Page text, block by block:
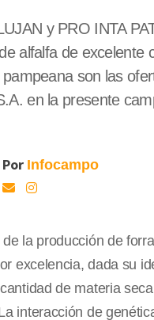
y PRO INTA
alfalfa de excelente
son las
en la presente
Por Infocampo
la producción de
excelencia, dada su
de materia
interacción de